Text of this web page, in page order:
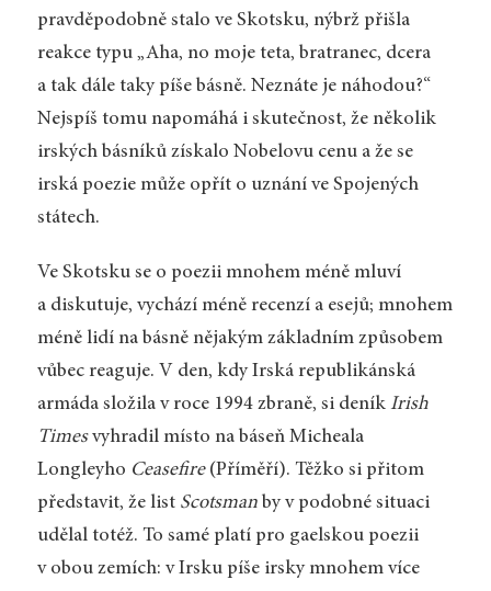
pravděpodobně stalo ve Skotsku, nýbrž přišla
reakce typu „Aha, no moje teta, bratranec, dcera
a tak dále taky píše básně. Neznáte je náhodou?“
Nejspíš tomu napomáhá i skutečnost, že několik
irských básníků získalo Nobelovu cenu a že se
irská poezie může opřít o uznání ve Spojených
státech.
Ve Skotsku se o poezii mnohem méně mluví
a diskutuje, vychází méně recenzí a esejů; mnohem
méně lidí na básně nějakým základním způsobem
vůbec reaguje. V den, kdy Irská republikánská
armáda složila v roce 1994 zbraně, si deník Irish
Timesvyhradil místo na báseň Micheala
Longleyho Ceasefire(Příměří). Těžko si přitom
představit, že list Scotsman by v podobné situaci
udělal totéž. To samé platí pro gaelskou poezii
v obou zemích: v Irsku píše irsky mnohem více